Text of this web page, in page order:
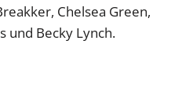
Chelsea Green,
und Becky Lynch.